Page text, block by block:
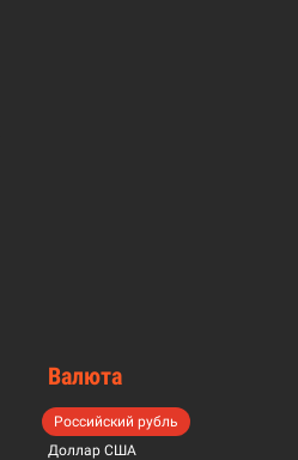
Валюта
Российский рубль
Доллар США